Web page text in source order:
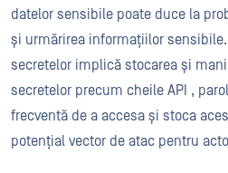
datelor sensibile poate duce la
și urmărirea informațiilor
secretelor implică stocarea și
secretelor precum cheile API ,
frecventă de a accesa și stoca
potențial vector de atac pentru